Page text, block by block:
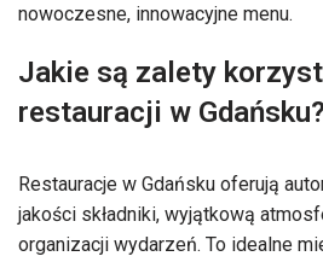
nowoczesne, innowacyjne menu.
Jakie są zalety
restauracji w Gdańsku?
Restauracje w Gdańsku oferują
jakości składniki, wyjątkową
organizacji wydarzeń. To idealne